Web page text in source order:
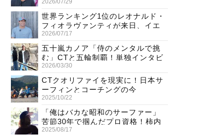
プライベートセッション
2026/07/29
世界ランキング1位のレオナルド・
フィオラヴァンティが来日、イエ
ロージャージ獲得直後の独占イン
タビュー
2026/07/17
五十嵐カノア「侍のメンタルで挑
む」CTと五輪制覇！単独インタビ
ューで熱弁
2026/03/30
CTクオリファイを現実に！日本サ
ーフィンとコーチングの今
2025/10/22
「俺はバカな昭和のサーファー」
苦節30年で掴んだプロ資格！柿内
聖文(54)の生き様
2025/08/17